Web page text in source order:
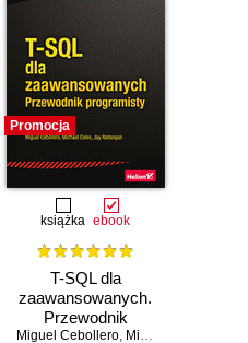
Promocja
książka ebook
T-SQL dla
zaawansowanych.
Przewodnik
programisty.
Miguel Cebollero, Michael Coles